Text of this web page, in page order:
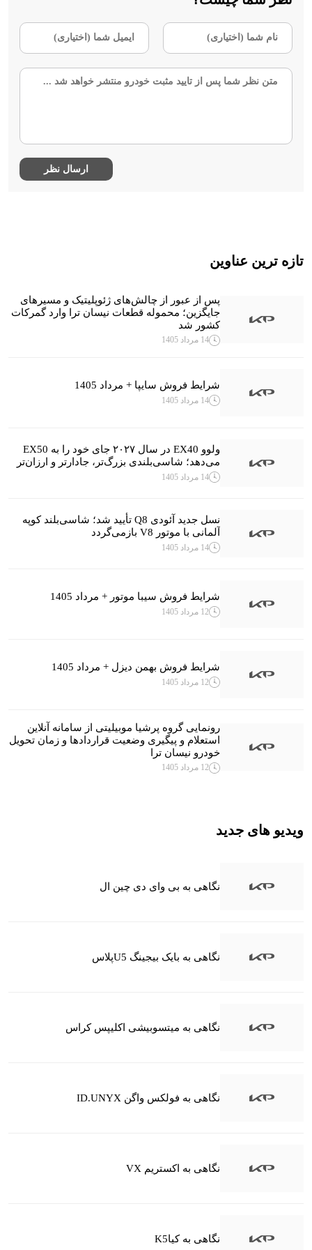
تازه ترین عناوین
پس از عبور از چالش‌های ژئوپلیتیک و مسیرهای
جایگزین؛ محموله قطعات نیسان ترا وارد گمرکات
کشور شد
14 مرداد 1405
شرایط فروش سایپا + مرداد 1405
14 مرداد 1405
ولوو EX40 در سال ۲۰۲۷ جای خود را به EX50
می‌دهد؛ شاسی‌بلندی بزرگ‌تر، جادارتر و ارزان‌تر
14 مرداد 1405
نسل جدید آئودی Q8 تأیید شد؛ شاسی‌بلند کوپه
آلمانی با موتور V8 بازمی‌گردد
14 مرداد 1405
شرایط فروش سیبا موتور + مرداد 1405
12 مرداد 1405
شرایط فروش بهمن دیزل + مرداد 1405
12 مرداد 1405
رونمایی گروه پرشیا موبیلیتی از سامانه آنلاین
استعلام و پیگیری وضعیت قراردادها و زمان تحویل
خودرو نیسان ترا
12 مرداد 1405
ویدیو های جدید
نگاهی به بی وای دی چین ال
نگاهی به بایک بیجینگ U5پلاس
نگاهی به میتسوبیشی اکلیپس کراس
نگاهی به فولکس واگن ID.UNYX
نگاهی به اکستریم VX
نگاهی به کیاK5